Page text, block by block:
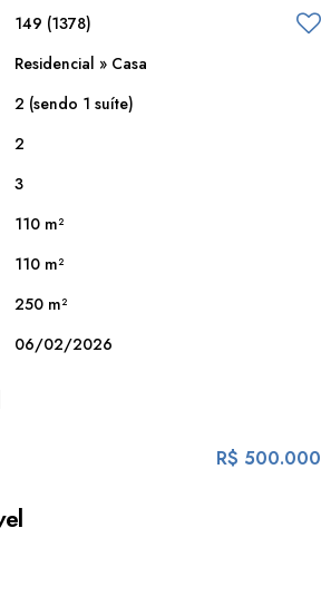
149 (1378)
Residencial » Casa
2 (sendo 1 suíte)
2
3
110 m²
110 m²
250 m²
06/02/2026
R$ 500.000